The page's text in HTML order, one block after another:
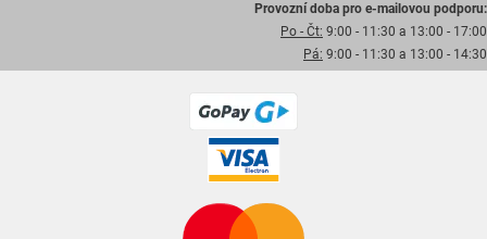
Provozní doba pro e-mailovou podporu:
Po - Čt: 9:00 - 11:30 a 13:00 - 17:00
Pá: 9:00 - 11:30 a 13:00 - 14:30